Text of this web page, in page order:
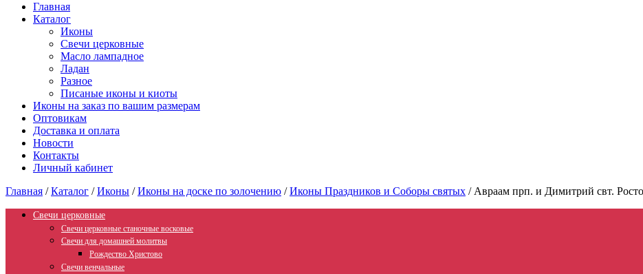
Главная
Каталог
Иконы
Свечи церковные
Масло лампадное
Ладан
Разное
Писаные иконы и киоты
Иконы на заказ по вашим размерам
Оптовикам
Доставка и оплата
Новости
Контакты
Личный кабинет
Главная /Каталог /Иконы /Иконы на доске по золочению /Иконы Праздников и Соборы святых / Авраам прп. и Димитрий свт.
Свечи церковные
Свечи церковные станочные восковые
Свечи для домашней молитвы
Рождество Христово
Свечи венчальные